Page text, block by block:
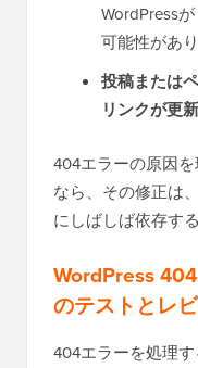
WordPress
可能性があり
投稿または
リンクが更
404エラーの原因
なら、その修正は
にしばしば依存す
WordPress
のテストとレ
404エラーを処理